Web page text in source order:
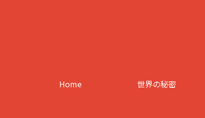
Home 世界の秘密